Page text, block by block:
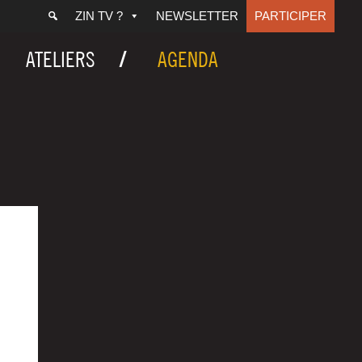
ZIN TV ? NEWSLETTER PARTICIPER
ATELIERS AGENDA